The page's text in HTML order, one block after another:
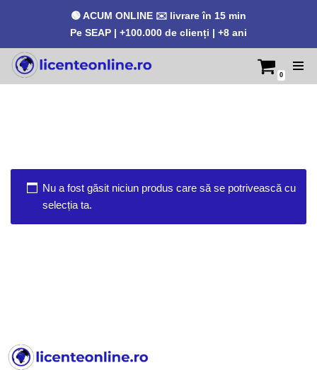
🟢 ACUM ONLINE ✉️ livrare în 15 min
Pe SEAP | +100.000 de clienți | +8 ani
Sari
0
Nu a fost găsit niciun produs care să se potrivească cu
selecția ta.